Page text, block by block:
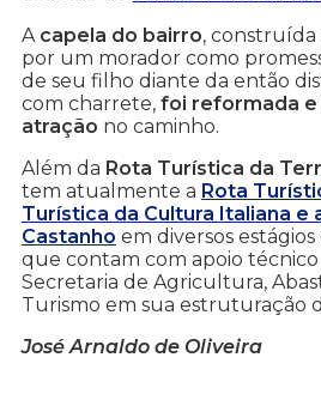
A capela do bairro, construída
por um morador como
de seu filho diante da então
com charrete, foi reformada e
atração no caminho.
Além da Rota Turística da
tem atualmente a Rota
Turística da Cultura Italiana e
Castanho em diversos
que contam com apoio
Secretaria de Agricultura,
Turismo em sua estruturação
José Arnaldo de Oliveira